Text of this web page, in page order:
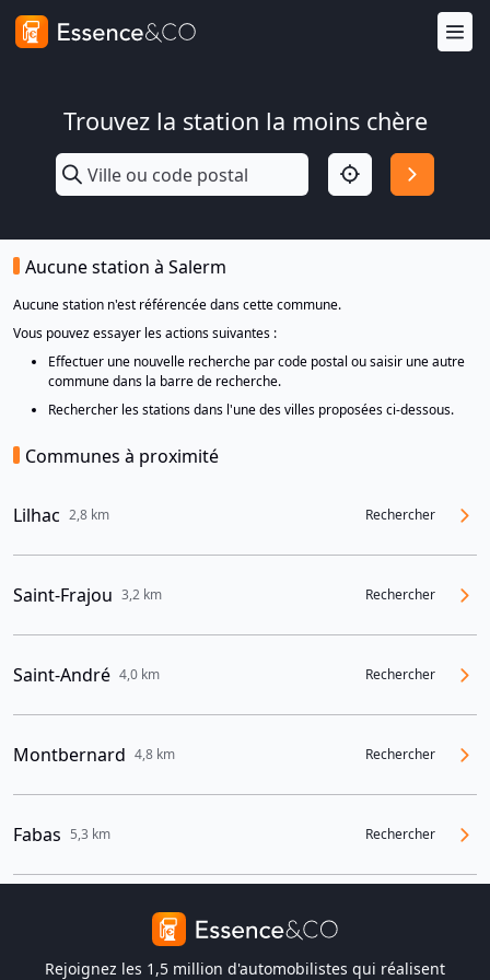
Trouvez la station la moins chère
Aucune station à Salerm
Aucune station n'est référencée dans cette commune.
Vous pouvez essayer les actions suivantes :
Effectuer une nouvelle recherche par code postal ou saisir une autre
commune dans la barre de recherche.
Rechercher les stations dans l'une des villes proposées ci-dessous.
Communes à proximité
Lilhac 2,8 km Rechercher
Saint-Frajou 3,2 km Rechercher
Saint-André 4,0 km Rechercher
Montbernard 4,8 km Rechercher
Fabas 5,3 km Rechercher
Rejoignez les 1,5 million d'automobilistes qui réalisent